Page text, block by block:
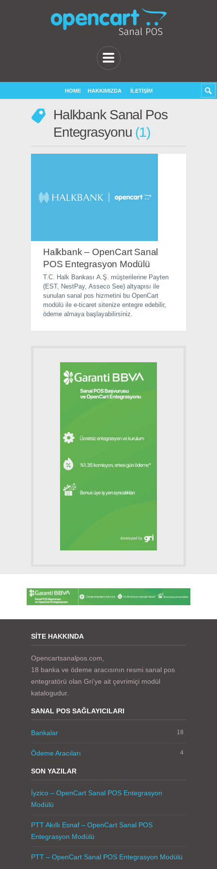
HOME HAKKIMIZDA İLETIŞIM
Halkbank Sanal Pos
Entegrasyonu 1
Halkbank – OpenCart Sanal
POS Entegrasyon Modülü
T.C. Halk Bankası A.Ş. müşterilerine Payten
(EST, NestPay, Asseco See) altyapısı ile
sunulan sanal pos hizmetini bu OpenCart
modülü ile e-ticaret sitenize entegre edebilir,
ödeme almaya başlayabilirsiniz.
SITE HAKKINDA
Opencartsanalpos.com,
18 banka ve ödeme aracısının resmi sanal pos
entegratörü olan Gri’ye ait çevrimiçi modül
katalogudur.
SANAL POS SAĞLAYICILARI
Bankalar 18
Ödeme Aracıları 4
SON YAZILAR
İyzico – OpenCart Sanal POS Entegrasyon
Modülü
PTT Akıllı Esnaf – OpenCart Sanal POS
Entegrasyon Modülü
PTT – OpenCart Sanal POS Entegrasyon Modülü